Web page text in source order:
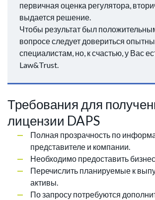
первичная оценка регулятора,
выдается решение.
Чтобы результат был
вопросе следует довериться
специалистам, но, к счастью, у Вас
Law&Trust.
Требования для
лицензии DAPS
Полная прозрачность по
представителе и компании.
Необходимо предоставить
Перечислить планируемые к
активы.
По запросу потребуются